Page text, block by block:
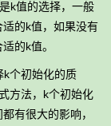
值的选择，一般
的k值，如果没有
的k值。
初始化的质
方法，k个初始化
有很大的影响，